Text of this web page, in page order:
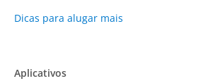
Dicas para alugar mais
Aplicativos